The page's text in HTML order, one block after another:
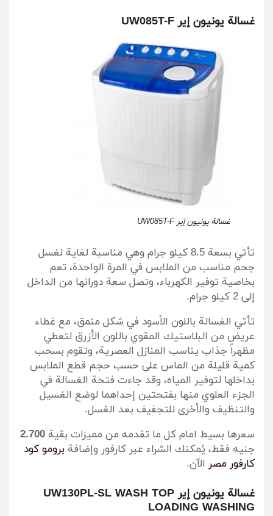
غسالة يونيون إير UW085T-F
غسالة يونيون إير UW085T-F
تأتي بسعة 8.5 كيلو جرام وهي مناسبة لغاية لغسل
جحم مناسب من الملابس في المرة الواحدة، تعم
بخاصية توفير الكهرباء، وتصل سعة دورانها من الداخل
إلى 2 كيلو جرام.
تأتي الغسالة باللون الأسود في شكل منمق، مع غطاء
عريض من البلاستيك المقوي باللون الأزرق لتعطي
مظهراً جذاب يناسب المنازل العصرية، وتقوم بسحب
كمية قليلة من الماس على حسب حجم قطع الملابس
بداخلها لتوفير المياه، وقد جاءت فتحة الغسالة في
الجزء العلوي منها بفتحتين إحداهما لوضع الغسيل
والتنظيف والأخرى للتجفيف بعد الغسل.
سعرها بسيط امام كل ما تقدمه من مميزات بقية 2.700
جنيه فقط، يُمكنك الشراء عبر كارفور وإضافة برومو كود
كارفور مصر الآن.
غسالة يونيون إير UW130PL-SL WASH TOP
LOADING WASHING